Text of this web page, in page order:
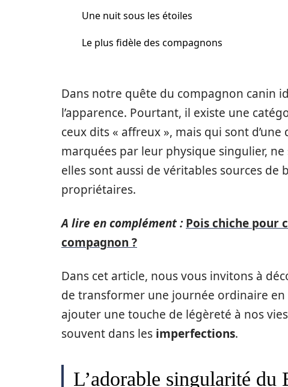
Une nuit sous les étoiles
Le plus fidèle des compagnons
Dans notre quête du compagnon canin
l’apparence. Pourtant, il existe une
ceux dits « affreux », mais qui sont
marquées par leur physique singulier,
elles sont aussi de véritables sources
propriétaires.
A lire en complément : Pois chiche pour
compagnon ?
Dans cet article, nous vous invitons à
de transformer une journée ordinaire
ajouter une touche de légèreté à nos
souvent dans les imperfections.
L’adorable singularité